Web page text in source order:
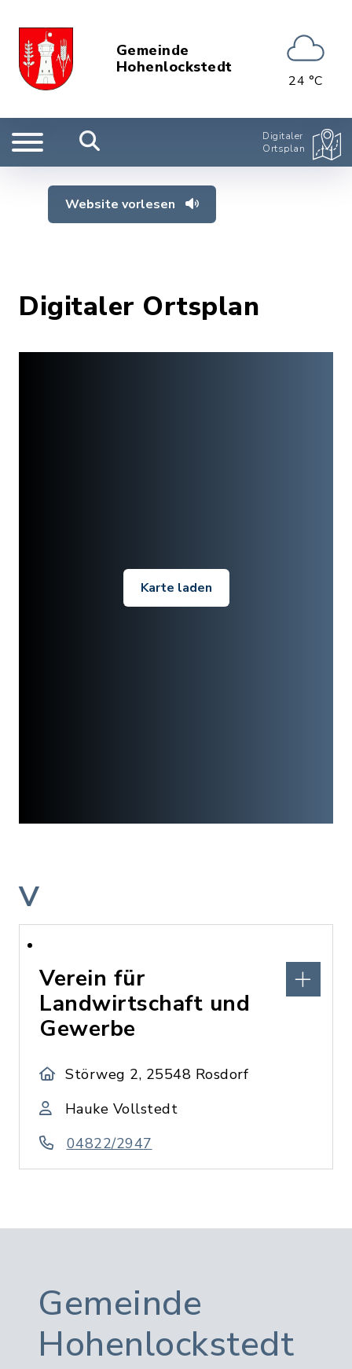
Gemeinde
Hohenlockstedt
24 °C
Digitaler
Ortsplan
Website vorlesen
Digitaler Ortsplan
Karte laden
V
Verein für
Landwirtschaft und
Gewerbe
Störweg 2, 25548 Rosdorf
Hauke Vollstedt
04822/2947
Gemeinde
Hohenlockstedt